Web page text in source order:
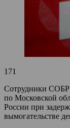
171
Сотрудники СОБР
по Московской
России при
вымогательстве